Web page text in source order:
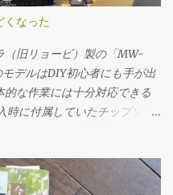
ブルになりかねません。 フ
か力が必要でした。固着し
うにしてようやく回るとい
をかけていきました。クル
か思うように力を入れられ
りの鉄粉が付いてました
久しぶりに使ってみまし
ットを塗布する必要があり
くなった
（旧リョービ）製の「MW-
デルはDIY初心者にも手が出
な作業には十分対応できる
時に付属していたチップソー
ベルであれば許容範囲だろう
を重ねるうちに、私は重大